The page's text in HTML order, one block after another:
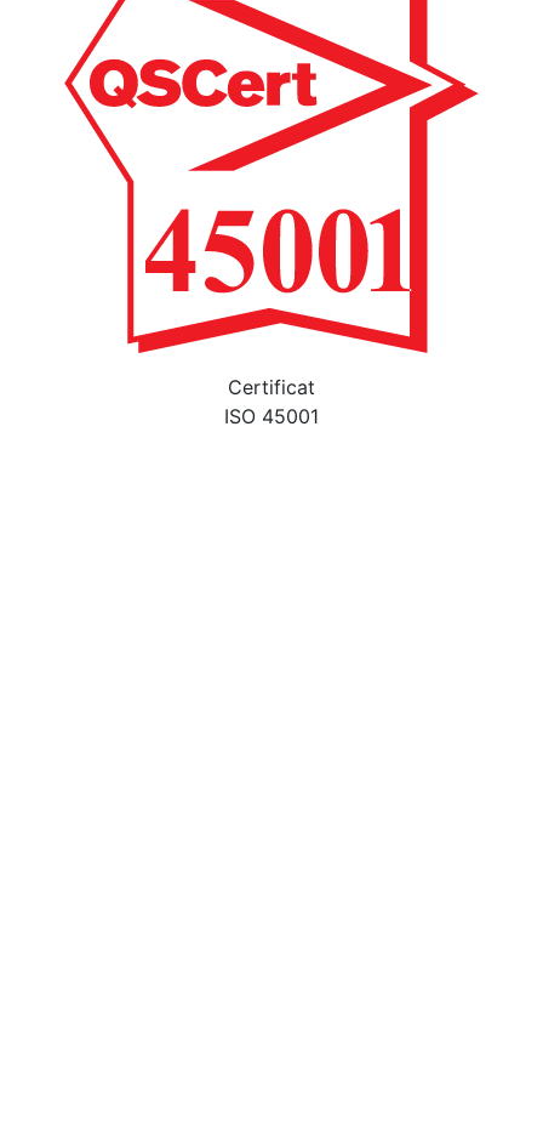
Certificat
ISO 45001